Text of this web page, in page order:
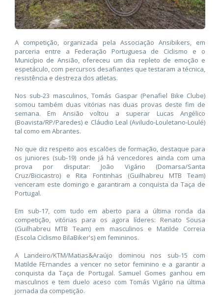
A competição, organizada pela Associação Ansibikers, em
parceria entre a Federação Portuguesa de Ciclismo e o
Município de Ansião, ofereceu um dia repleto de emoção e
espetáculo, com percursos desafiantes que testaram a técnica,
resistência e destreza dos atletas.
Nos sub-23 masculinos, Tomás Gaspar (Penafiel Bike Clube)
somou também duas vitórias nas duas provas deste fim de
semana. Em Ansião voltou a superar Lucas Angélico
(Boavista/RP/Paredes) e Cláudio Leal (Aviludo-Louletano-Loulé)
tal como em Abrantes.
No que diz respeito aos escalões de formação, destaque para
os juniores (sub-19) onde já há vencedores ainda com uma
prova por disputar: João Vigário (Domarsa/Santa
Cruz/Bicicastro) e Rita Fontinhas (Guilhabreu MTB Team)
venceram este domingo e garantiram a conquista da Taça de
Portugal.
Em sub-17, com tudo em aberto para a última ronda da
competição, vitórias para os agora líderes: Renato Sousa
(Guilhabreu MTB Team) em masculinos e Matilde Correia
(Escola Ciclismo BilaBiker's) em femininos.
A Landeiro/KTM/Matias&Araújo dominou nos sub-15 com
Matilde FErnandes a vencer no setor feminino e a garantir a
conquista da Taça de Portugal. Samuel Gomes ganhou em
masculinos e tem duelo aceso com Tomás Vigário na última
jornada da competição.